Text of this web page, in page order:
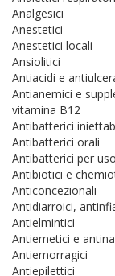
Analgesici
Anestetici
Anestetici locali
Ansiolitici
Antiacidi e
Antianemici e
vitamina B12
Antibatterici
Antibatterici orali
Antibatterici per
Antibiotici e
Anticoncezionali
Antidiarroici,
Antielmintici
Antiemetici e
Antiemorragici
Antiepilettici